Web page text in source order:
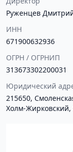
Руженцев
ИНН
671900632936
ОГРН / ОГРНИП
313673302200031
Юридический
215650,
Холм-Жирковский,